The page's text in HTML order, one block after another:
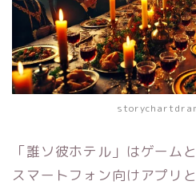
「誰ソ彼ホテル」はゲーム
スマートフォン向けアプリ